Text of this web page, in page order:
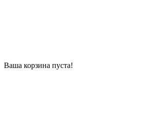
Ваша корзина пуста!